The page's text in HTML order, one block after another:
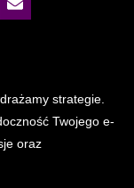
strategie.
Twojego e-
oraz